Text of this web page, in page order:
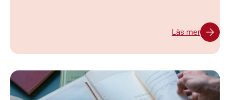
Läs mer